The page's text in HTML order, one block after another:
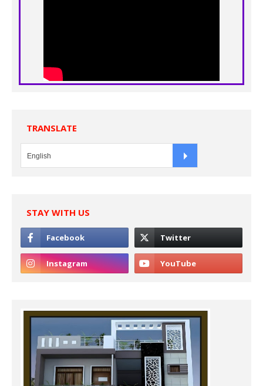
TRANSLATE
STAY WITH US